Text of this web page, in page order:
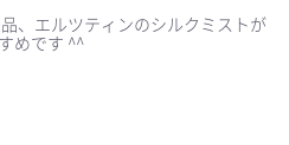
、エルツティンのシルクミストが
めです ^^